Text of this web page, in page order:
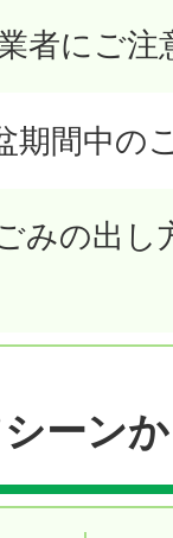
者にご注
期間中の
みの出し
ーン